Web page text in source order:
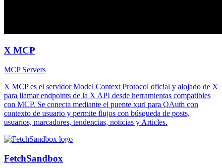
X MCP
MCP Servers
X MCP es el servidor Model Context Protocol oficial y alojado de X
para llamar endpoints de la X API desde herramientas compatibles
con MCP. Se conecta mediante el puente xurl para OAuth con
contexto de usuario y permite flujos con búsqueda de posts,
usuarios, marcadores, tendencias, noticias y Articles.
FetchSandbox